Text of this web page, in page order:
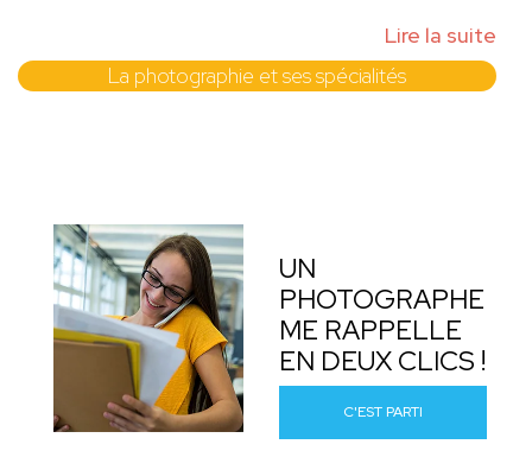
Lire la suite
La photographie et ses spécialités
UN
PHOTOGRAPHE
ME RAPPELLE
EN DEUX CLICS !
C'EST PARTI